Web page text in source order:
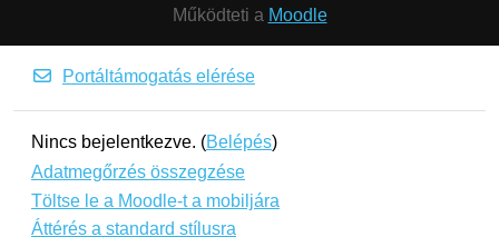
Működteti a Moodle
Portáltámogatás elérése
Nincs bejelentkezve. (Belépés)
Adatmegőrzés összegzése
Töltse le a Moodle-t a mobiljára
Áttérés a standard stílusra